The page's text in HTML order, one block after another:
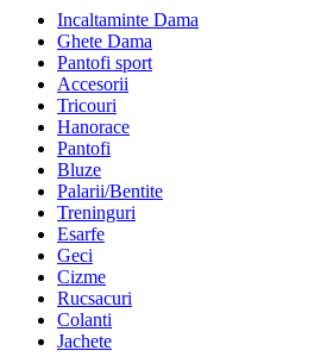
Incaltaminte Dama
Ghete Dama
Pantofi sport
Accesorii
Tricouri
Hanorace
Pantofi
Bluze
Palarii/Bentite
Treninguri
Esarfe
Geci
Cizme
Rucsacuri
Colanti
Jachete